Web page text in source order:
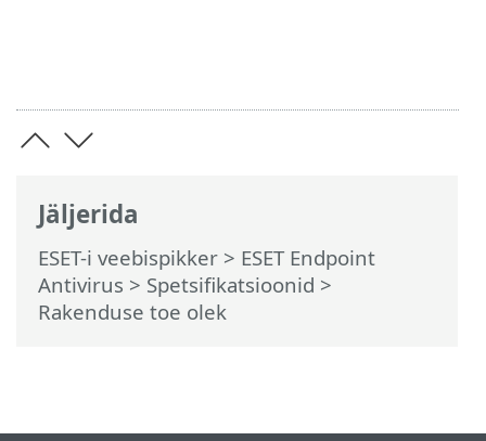
Jäljerida
ESET-i veebispikker > ESET Endpoint
Antivirus > Spetsifikatsioonid >
Rakenduse toe olek